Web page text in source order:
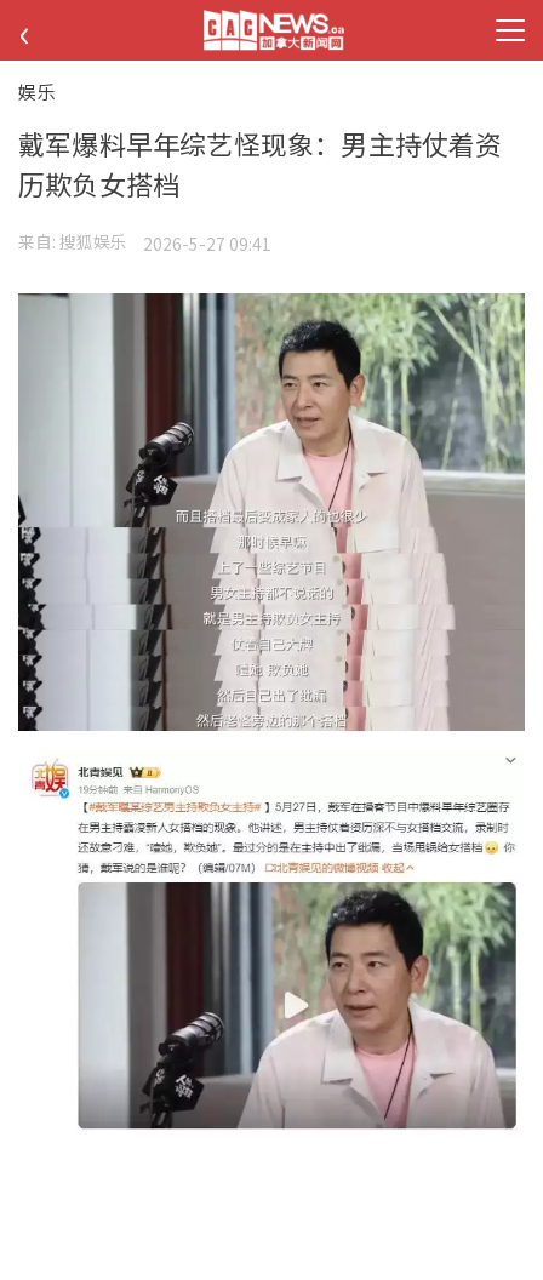
‹
娱乐
戴军爆料早年综艺怪现象：男主持仗着资
历欺负女搭档
来自: 搜狐娱乐 2026-5-27 09:41